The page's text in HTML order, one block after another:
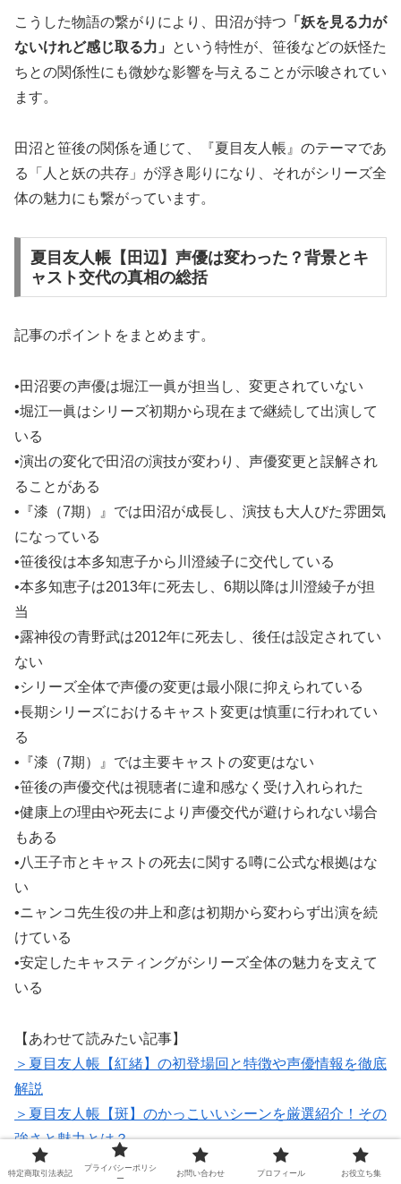
こうした物語の繋がりにより、田沼が持つ 「妖を見る力が
ないけれど感じ取る力」
という特性が、笹後などの妖怪た
ちとの関係性にも微妙な影響を与えることが示唆されてい
ます。
田沼と笹後の関係を通じて、『夏目友人帳』のテーマであ
る「人と妖の共存」が浮き彫りになり、それがシリーズ全
体の魅力にも繋がっています。
夏目友人帳【田辺】声優は変わった？背景とキ
ャスト交代の真相の総括
記事のポイントをまとめます。
•田沼要の声優は堀江一眞が担当し、変更されていない
•堀江一眞はシリーズ初期から現在まで継続して出演して
いる
•演出の変化で田沼の演技が変わり、声優変更と誤解され
ることがある
•『漆（7期）』では田沼が成長し、演技も大人びた雰囲気
になっている
•笹後役は本多知恵子から川澄綾子に交代している
•本多知恵子は2013年に死去し、6期以降は川澄綾子が担
当
•露神役の青野武は2012年に死去し、後任は設定されてい
ない
•シリーズ全体で声優の変更は最小限に抑えられている
•長期シリーズにおけるキャスト変更は慎重に行われてい
る
•『漆（7期）』では主要キャストの変更はない
•笹後の声優交代は視聴者に違和感なく受け入れられた
•健康上の理由や死去により声優交代が避けられない場合
もある
•八王子市とキャストの死去に関する噂に公式な根拠はな
い
•ニャンコ先生役の井上和彦は初期から変わらず出演を続
けている
•安定したキャスティングがシリーズ全体の魅力を支えて
いる
【あわせて読みたい記事】
＞夏目友人帳【紅緒】の初登場回と特徴や声優情報を徹底
解説
＞夏目友人帳【斑】のかっこいいシーンを厳選紹介！その
強さと魅力とは？
＞夏目友人帳【結んではいけない】のあらすじと感想！禁
特定商取引法表記
プライバシーポリシ
ー
お問い合わせ プロフィール お役立ち集